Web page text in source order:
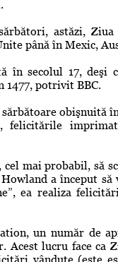
astăzi,
până în Mexic,
în secolul 17, deşi
1477, potrivit BBC.
sărbătoare
felicitările
mai probabil, să
a început
ea realiza
un număr de
lucru face ca
vândute (este